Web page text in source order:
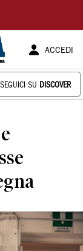
ACCEDI
SEGUICI SU DISCOVER